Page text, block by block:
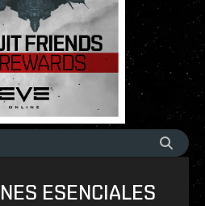
ESENCIALES